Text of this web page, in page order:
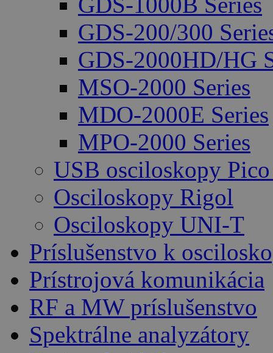
GDS-200/300
GDS-2000HD/HG
MSO-2000 Series
MDO-2000E Series
MPO-2000 Series
USB osciloskopy
Osciloskopy Rigol
Osciloskopy UNI-T
Príslušenstvo k
Prístrojová komunikácia
RF a MW príslušenstvo
Spektrálne analyzátory